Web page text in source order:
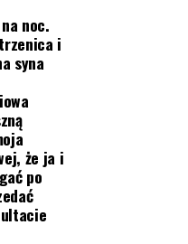
noc.
i
syna
że ja i
po